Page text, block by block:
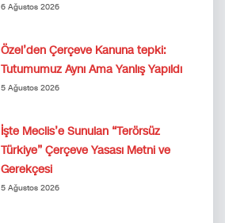
6 Ağustos 2026
Özel’den Çerçeve Kanuna tepki:
Tutumumuz Aynı Ama Yanlış Yapıldı
5 Ağustos 2026
İşte Meclis’e Sunulan “Terörsüz
Türkiye” Çerçeve Yasası Metni ve
Gerekçesi
5 Ağustos 2026